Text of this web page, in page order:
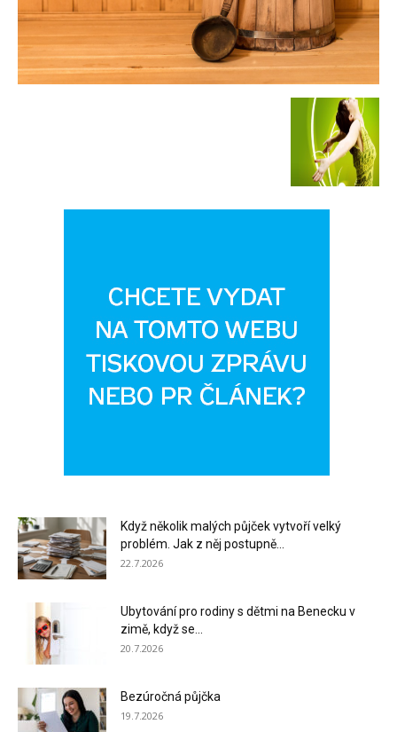
Když několik malých půjček vytvoří velký
problém. Jak z něj postupně...
22.7.2026
Ubytování pro rodiny s dětmi na Benecku v
zimě, když se...
20.7.2026
Bezúročná půjčka
19.7.2026